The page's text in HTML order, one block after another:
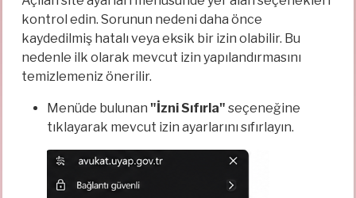
kontrol edin. Sorunun nedeni daha önce
kaydedilmiş hatalı veya eksik bir izin olabilir. Bu
nedenle ilk olarak mevcut izin yapılandırmasını
temizlemeniz önerilir.
Menüde bulunan "İzni Sıfırla" seçeneğine
tıklayarak mevcut izin ayarlarını sıfırlayın.